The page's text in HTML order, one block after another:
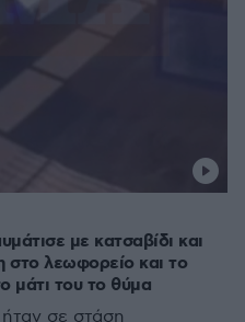
με κατσαβίδι και
στο λεωφορείο και το
μάτι του το θύμα
σε στάση